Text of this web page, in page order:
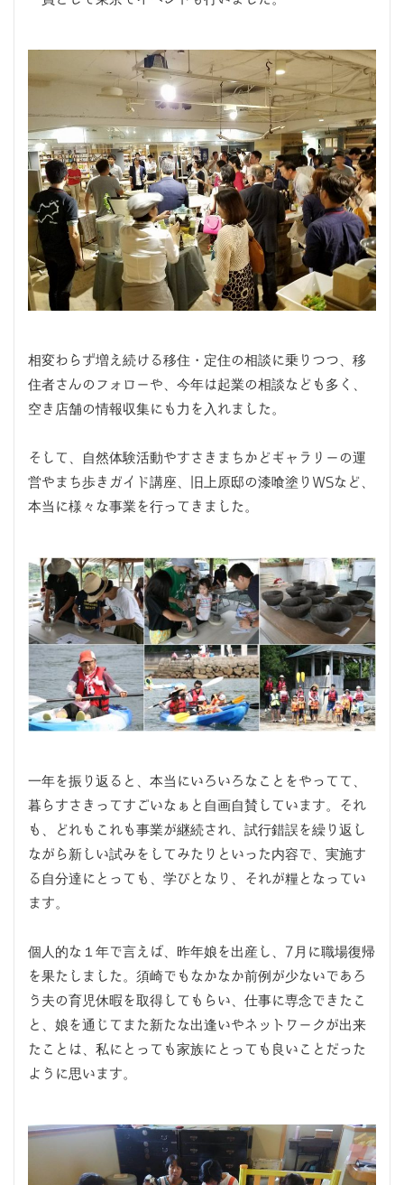
相変わらず増え続ける移住・定住の相談に乗りつつ、移
住者さんのフォローや、今年は起業の相談なども多く、
空き店舗の情報収集にも力を入れました。
そして、自然体験活動やすさきまちかどギャラリーの運
営やまち歩きガイド講座、旧上原邸の漆喰塗りWSなど、
本当に様々な事業を行ってきました。
一年を振り返ると、本当にいろいろなことをやってて、
暮らすさきってすごいなぁと自画自賛しています。それ
も、どれもこれも事業が継続され、試行錯誤を繰り返し
ながら新しい試みをしてみたりといった内容で、実施す
る自分達にとっても、学びとなり、それが糧となってい
ます。
個人的な１年で言えば、昨年娘を出産し、7月に職場復帰
を果たしました。須崎でもなかなか前例が少ないであろ
う夫の育児休暇を取得してもらい、仕事に専念できたこ
と、娘を通じてまた新たな出逢いやネットワークが出来
たことは、私にとっても家族にとっても良いことだった
ように思います。